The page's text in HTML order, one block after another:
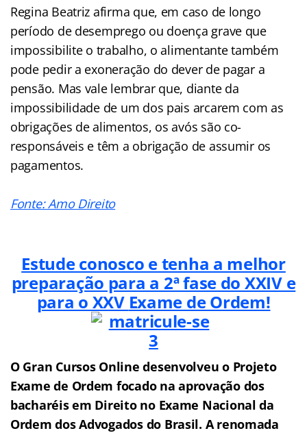
Regina Beatriz afirma que, em caso de longo
período de desemprego ou doença grave que
impossibilite o trabalho, o alimentante também
pode pedir a exoneração do dever de pagar a
pensão. Mas vale lembrar que, diante da
impossibilidade de um dos pais arcarem com as
obrigações de alimentos, os avós são co-
responsáveis e têm a obrigação de assumir os
pagamentos.
Fonte: Amo Direito
Estude conosco e tenha a melhor
preparação para a 2ª fase do XXIV e
para o XXV Exame de Ordem!
O Gran Cursos Online desenvolveu o Projeto
Exame de Ordem focado na aprovação dos
bacharéis em Direito no Exame Nacional da
Ordem dos Advogados do Brasil. A renomada